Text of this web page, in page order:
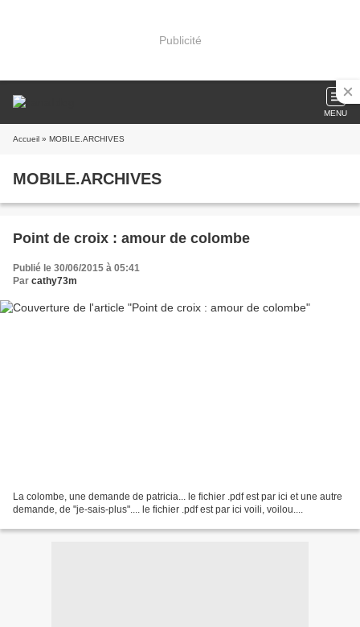
Publicité
MENU
Accueil » MOBILE.ARCHIVES
MOBILE.ARCHIVES
Point de croix : amour de colombe
Publié le 30/06/2015 à 05:41
Par cathy73m
La colombe, une demande de patricia... le fichier .pdf est par ici et une autre
demande, de "je-sais-plus".... le fichier .pdf est par ici voili, voilou....